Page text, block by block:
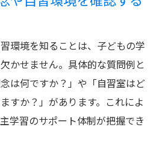
環境を知ることは、子どもの学
かせません。具体的な質問例と
は何ですか？」や「自習室はど
すか？」があります。これによ
学習のサポート体制が把握でき